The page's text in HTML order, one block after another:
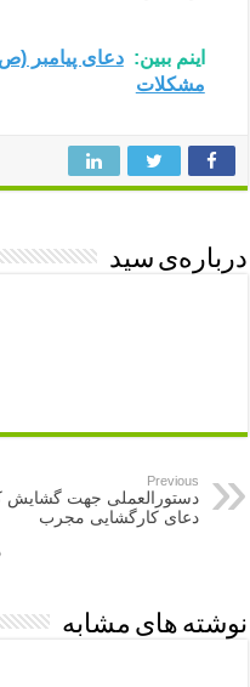
اینم ببین: دعای پیامبر
مشکلات
درباره‌ی سید
Previous
دستورالعملی جهت گشایش
دعای کارگشایی مجرب
نوشته های مشابه